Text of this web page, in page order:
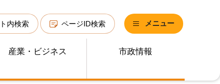
内検索 ページID検索 メニュー
産業・ビジネス 市政情報